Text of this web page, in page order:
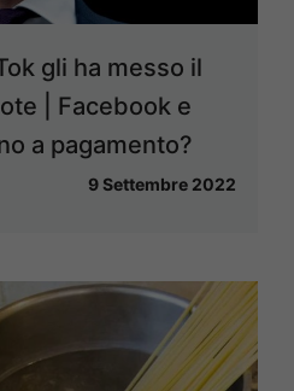
gli ha messo il
| Facebook e
a pagamento?
9 Settembre 2022